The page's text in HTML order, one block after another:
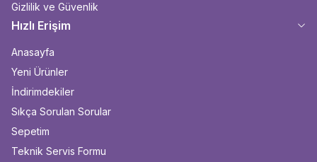
Gizlilik ve Güvenlik
Hızlı Erişim
Anasayfa
Yeni Ürünler
İndirimdekiler
Sıkça Sorulan Sorular
Sepetim
Teknik Servis Formu